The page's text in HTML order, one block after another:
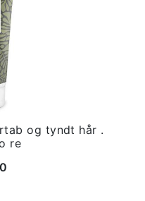
og tyndt hår .
re